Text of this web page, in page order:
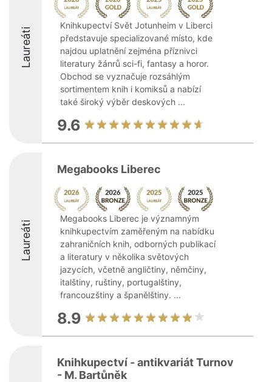
Laureáti
Knihkupectví Svět Jotunheim v Liberci
představuje specializované místo, kde
najdou uplatnění zejména příznivci
literatury žánrů sci-fi, fantasy a horor.
Obchod se vyznačuje rozsáhlým
sortimentem knih i komiksů a nabízí
také široký výběr deskových ...
9.6
Laureáti
Megabooks Liberec
Megabooks Liberec je významným
knihkupectvím zaměřeným na nabídku
zahraničních knih, odborných publikací
a literatury v několika světových
jazycích, včetně angličtiny, němčiny,
italštiny, ruštiny, portugalštiny,
francouzštiny a španělštiny. ...
8.9
Knihkupectví - antikvariát Turnov
- M. Bartůněk